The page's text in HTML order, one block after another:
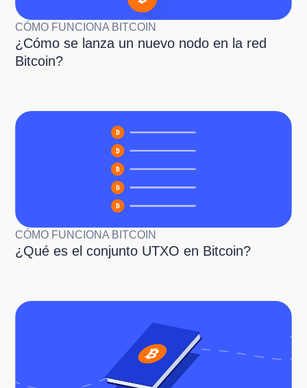
CÓMO FUNCIONA BITCOIN
¿Cómo se lanza un nuevo nodo en la red
Bitcoin?
CÓMO FUNCIONA BITCOIN
¿Qué es el conjunto UTXO en Bitcoin?